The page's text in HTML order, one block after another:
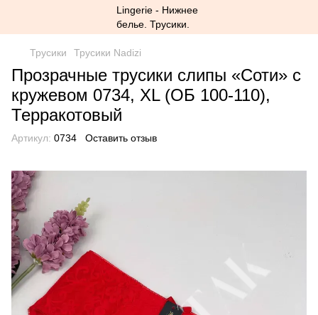
Трусики Трусики Nadizi
Прозрачные трусики слипы «Соти» с
кружевом 0734, XL (ОБ 100-110),
Терракотовый
Артикул: 0734 Оставить отзыв